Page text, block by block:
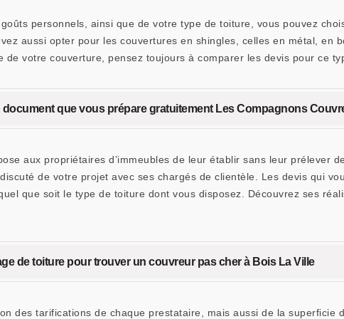
personnels, ainsi que de votre type de toiture, vous pouvez
aussi opter pour les couvertures en shingles, celles en métal, en
votre couverture, pensez toujours à comparer les devis pour ce
que vous prépare gratuitement Les Compagnons
aux propriétaires d’immeubles de leur établir sans leur prélever
de votre projet avec ses chargés de clientèle. Les devis qui
que soit le type de toiture dont vous disposez. Découvrez ses
de toiture pour trouver un couvreur pas cher à Bois La Ville
des tarifications de chaque prestataire, mais aussi de la superficie